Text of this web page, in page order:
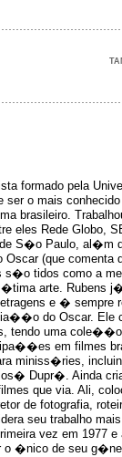
formado pela
o mais
brasileiro.
eles Rede Globo,
S�o Paulo, al�m
Oscar (que comenta
s�o tidos como a
arte. Rubens
e � sempre
do Oscar. Ele
tendo uma
em filmes
miniss�ries,
Dupr�. Ainda
que via. Ali,
de fotografia,
seu trabalho
vez em 1977 e
o �nico de seu